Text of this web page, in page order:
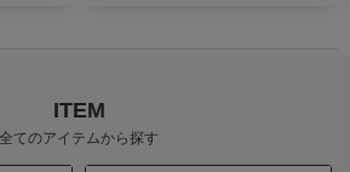
ITEM
全てのアイテムから探す